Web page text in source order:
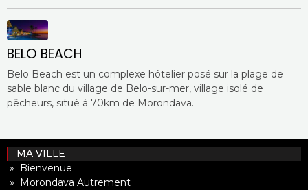
BELO BEACH
Belo Beach est un complexe hôtelier posé sur la plage de
sable blanc du village de Belo-sur-mer, village isolé de
pêcheurs, situé à 70km de Morondava.
MA VILLE
» Bienvenue
» Morondava Autrement